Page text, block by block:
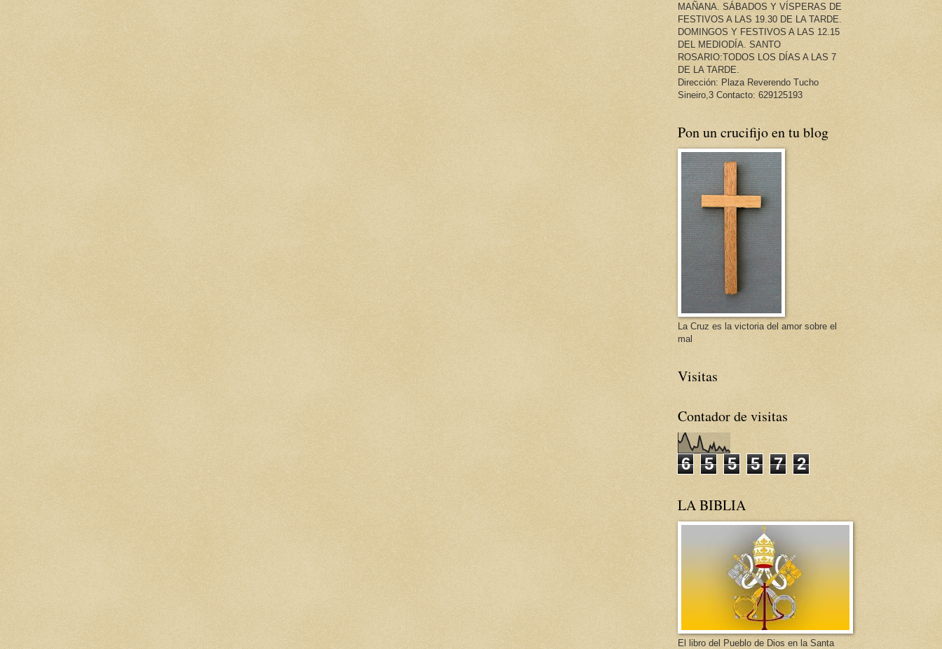
MAÑANA. SÁBADOS Y VÍSPERAS DE
FESTIVOS A LAS 19.30 DE LA TARDE.
DOMINGOS Y FESTIVOS A LAS 12.15
DEL MEDIODÍA. SANTO
ROSARIO:TODOS LOS DÍAS A LAS 7
DE LA TARDE.
Dirección: Plaza Reverendo Tucho
Sineiro,3 Contacto: 629125193
Pon un crucifijo en tu blog
La Cruz es la victoria del amor sobre el
mal
Visitas
Contador de visitas
6 5 5 5 7 2
LA BIBLIA
El libro del Pueblo de Dios en la Santa